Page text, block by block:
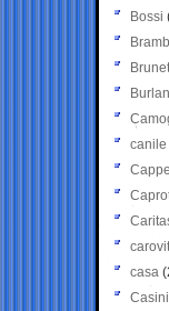
Bossi
canile
casa
Casini